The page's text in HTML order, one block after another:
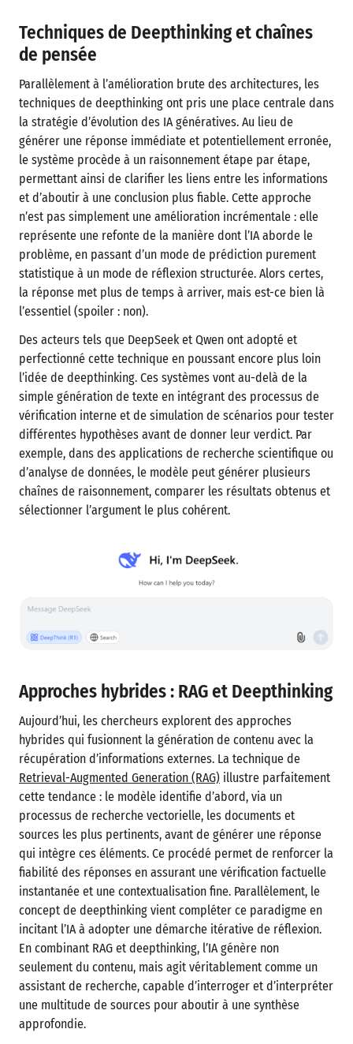
Techniques de Deepthinking et chaînes
de pensée
Parallèlement à l’amélioration brute des architectures, les
techniques de deepthinking ont pris une place centrale dans
la stratégie d’évolution des IA génératives. Au lieu de
générer une réponse immédiate et potentiellement erronée,
le système procède à un raisonnement étape par étape,
permettant ainsi de clarifier les liens entre les informations
et d’aboutir à une conclusion plus fiable. Cette approche
n’est pas simplement une amélioration incrémentale : elle
représente une refonte de la manière dont l’IA aborde le
problème, en passant d’un mode de prédiction purement
statistique à un mode de réflexion structurée. Alors certes,
la réponse met plus de temps à arriver, mais est-ce bien là
l’essentiel (spoiler : non).
Des acteurs tels que DeepSeek et Qwen ont adopté et
perfectionné cette technique en poussant encore plus loin
l’idée de deepthinking. Ces systèmes vont au-delà de la
simple génération de texte en intégrant des processus de
vérification interne et de simulation de scénarios pour tester
différentes hypothèses avant de donner leur verdict. Par
exemple, dans des applications de recherche scientifique ou
d’analyse de données, le modèle peut générer plusieurs
chaînes de raisonnement, comparer les résultats obtenus et
sélectionner l’argument le plus cohérent.
Approches hybrides : RAG et Deepthinking
Aujourd’hui, les chercheurs explorent des approches
hybrides qui fusionnent la génération de contenu avec la
récupération d’informations externes. La technique de
Retrieval-Augmented Generation (RAG) illustre parfaitement
cette tendance : le modèle identifie d’abord, via un
processus de recherche vectorielle, les documents et
sources les plus pertinents, avant de générer une réponse
qui intègre ces éléments. Ce procédé permet de renforcer la
fiabilité des réponses en assurant une vérification factuelle
instantanée et une contextualisation fine. Parallèlement, le
concept de deepthinking vient compléter ce paradigme en
incitant l’IA à adopter une démarche itérative de réflexion.
En combinant RAG et deepthinking, l’IA génère non
seulement du contenu, mais agit véritablement comme un
assistant de recherche, capable d’interroger et d’interpréter
une multitude de sources pour aboutir à une synthèse
approfondie.